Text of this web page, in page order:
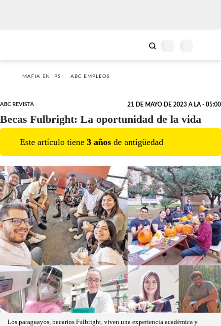
MAFIA EN IPS ABC EMPLEOS
ABC REVISTA 21 DE MAYO DE 2023 A LA - 05:00
Becas Fulbright: La oportunidad de la vida
Este artículo tiene 3 años de antigüedad
Los paraguayos, becarios Fulbright, viven una experiencia académica y